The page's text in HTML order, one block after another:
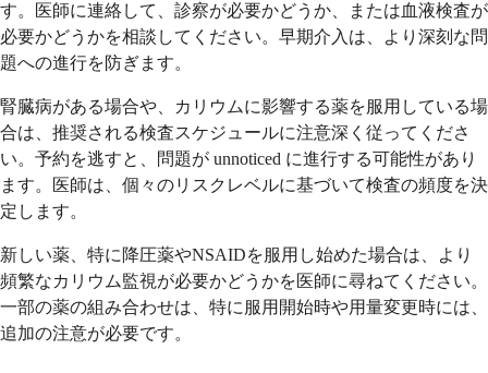
す。医師に連絡して、診察が必要かどうか、または血液検査が
必要かどうかを相談してください。早期介入は、より深刻な問
題への進行を防ぎます。
腎臓病がある場合や、カリウムに影響する薬を服用している場
合は、推奨される検査スケジュールに注意深く従ってくださ
い。予約を逃すと、問題が unnoticed に進行する可能性があり
ます。医師は、個々のリスクレベルに基づいて検査の頻度を決
定します。
新しい薬、特に降圧薬やNSAIDを服用し始めた場合は、より
頻繁なカリウム監視が必要かどうかを医師に尋ねてください。
一部の薬の組み合わせは、特に服用開始時や用量変更時には、
追加の注意が必要です。